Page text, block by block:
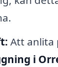
Att anlita
i